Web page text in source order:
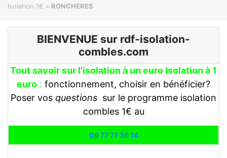
Isolation 1€ » RONCHERES
BIENVENUE sur rdf-isolation-
combles.com
Tout savoir sur l'isolation à un euro Isolation à 1
euro : fonctionnement, choisir en bénéficier?
Poser vos questions sur le programme isolation
combles 1€ au
09 77 77 36 14